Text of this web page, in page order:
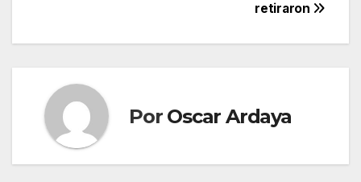
retiraron
Por Oscar Ardaya